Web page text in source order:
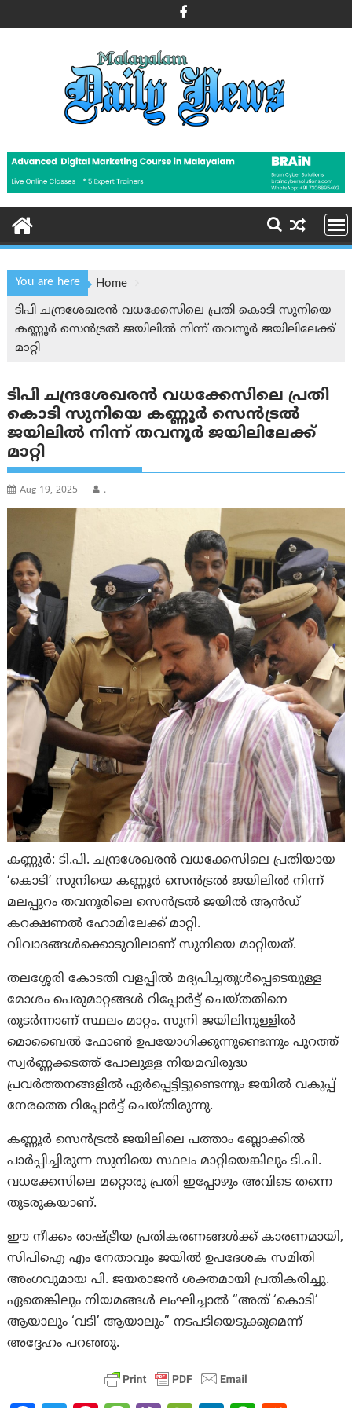
to
You are here
Home
ടിപി ചന്ദ്രശേഖരൻ വധക്കേസിലെ പ്രതി കൊടി സുനിയെ
കണ്ണൂർ സെൻട്രൽ ജയിലിൽ നിന്ന് തവനൂർ ജയിലിലേക്ക്
മാറ്റി
ടിപി ചന്ദ്രശേഖരൻ വധക്കേസിലെ പ്രതി
കൊടി സുനിയെ കണ്ണൂർ സെൻട്രൽ
ജയിലിൽ നിന്ന് തവനൂർ ജയിലിലേക്ക്
മാറ്റി
Aug 19, 2025 .
കണ്ണൂര്‍: ടി.പി. ചന്ദ്രശേഖരൻ വധക്കേസിലെ പ്രതിയായ
‘കൊടി’ സുനിയെ കണ്ണൂർ സെൻട്രൽ ജയിലിൽ നിന്ന്
മലപ്പുറം തവനൂരിലെ സെൻട്രൽ ജയിൽ ആൻഡ്
കറക്ഷണൽ ഹോമിലേക്ക് മാറ്റി.
വിവാദങ്ങൾക്കൊടുവിലാണ് സുനിയെ മാറ്റിയത്.
തലശ്ശേരി കോടതി വളപ്പിൽ മദ്യപിച്ചതുൾപ്പെടെയുള്ള
മോശം പെരുമാറ്റങ്ങൾ റിപ്പോർട്ട് ചെയ്തതിനെ
തുടർന്നാണ് സ്ഥലം മാറ്റം. സുനി ജയിലിനുള്ളിൽ
മൊബൈൽ ഫോൺ ഉപയോഗിക്കുന്നുണ്ടെന്നും പുറത്ത്
സ്വർണ്ണക്കടത്ത് പോലുള്ള നിയമവിരുദ്ധ
പ്രവർത്തനങ്ങളിൽ ഏർപ്പെട്ടിട്ടുണ്ടെന്നും ജയിൽ വകുപ്പ്
നേരത്തെ റിപ്പോർട്ട് ചെയ്തിരുന്നു.
കണ്ണൂർ സെൻട്രൽ ജയിലിലെ പത്താം ബ്ലോക്കിൽ
പാർപ്പിച്ചിരുന്ന സുനിയെ സ്ഥലം മാറ്റിയെങ്കിലും ടി.പി.
വധക്കേസിലെ മറ്റൊരു പ്രതി ഇപ്പോഴും അവിടെ തന്നെ
തുടരുകയാണ്.
ഈ നീക്കം രാഷ്ട്രീയ പ്രതികരണങ്ങൾക്ക് കാരണമായി,
സിപിഐ എം നേതാവും ജയിൽ ഉപദേശക സമിതി
അംഗവുമായ പി. ജയരാജൻ ശക്തമായി പ്രതികരിച്ചു.
ഏതെങ്കിലും നിയമങ്ങൾ ലംഘിച്ചാൽ “അത് ‘കൊടി’
ആയാലും ‘വടി’ ആയാലും” നടപടിയെടുക്കുമെന്ന്
അദ്ദേഹം പറഞ്ഞു.